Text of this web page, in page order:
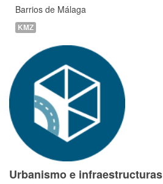
Barrios de Málaga
KMZ
Urbanismo e infraestructuras